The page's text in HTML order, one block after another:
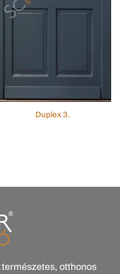
Duplex 3.
otthonos